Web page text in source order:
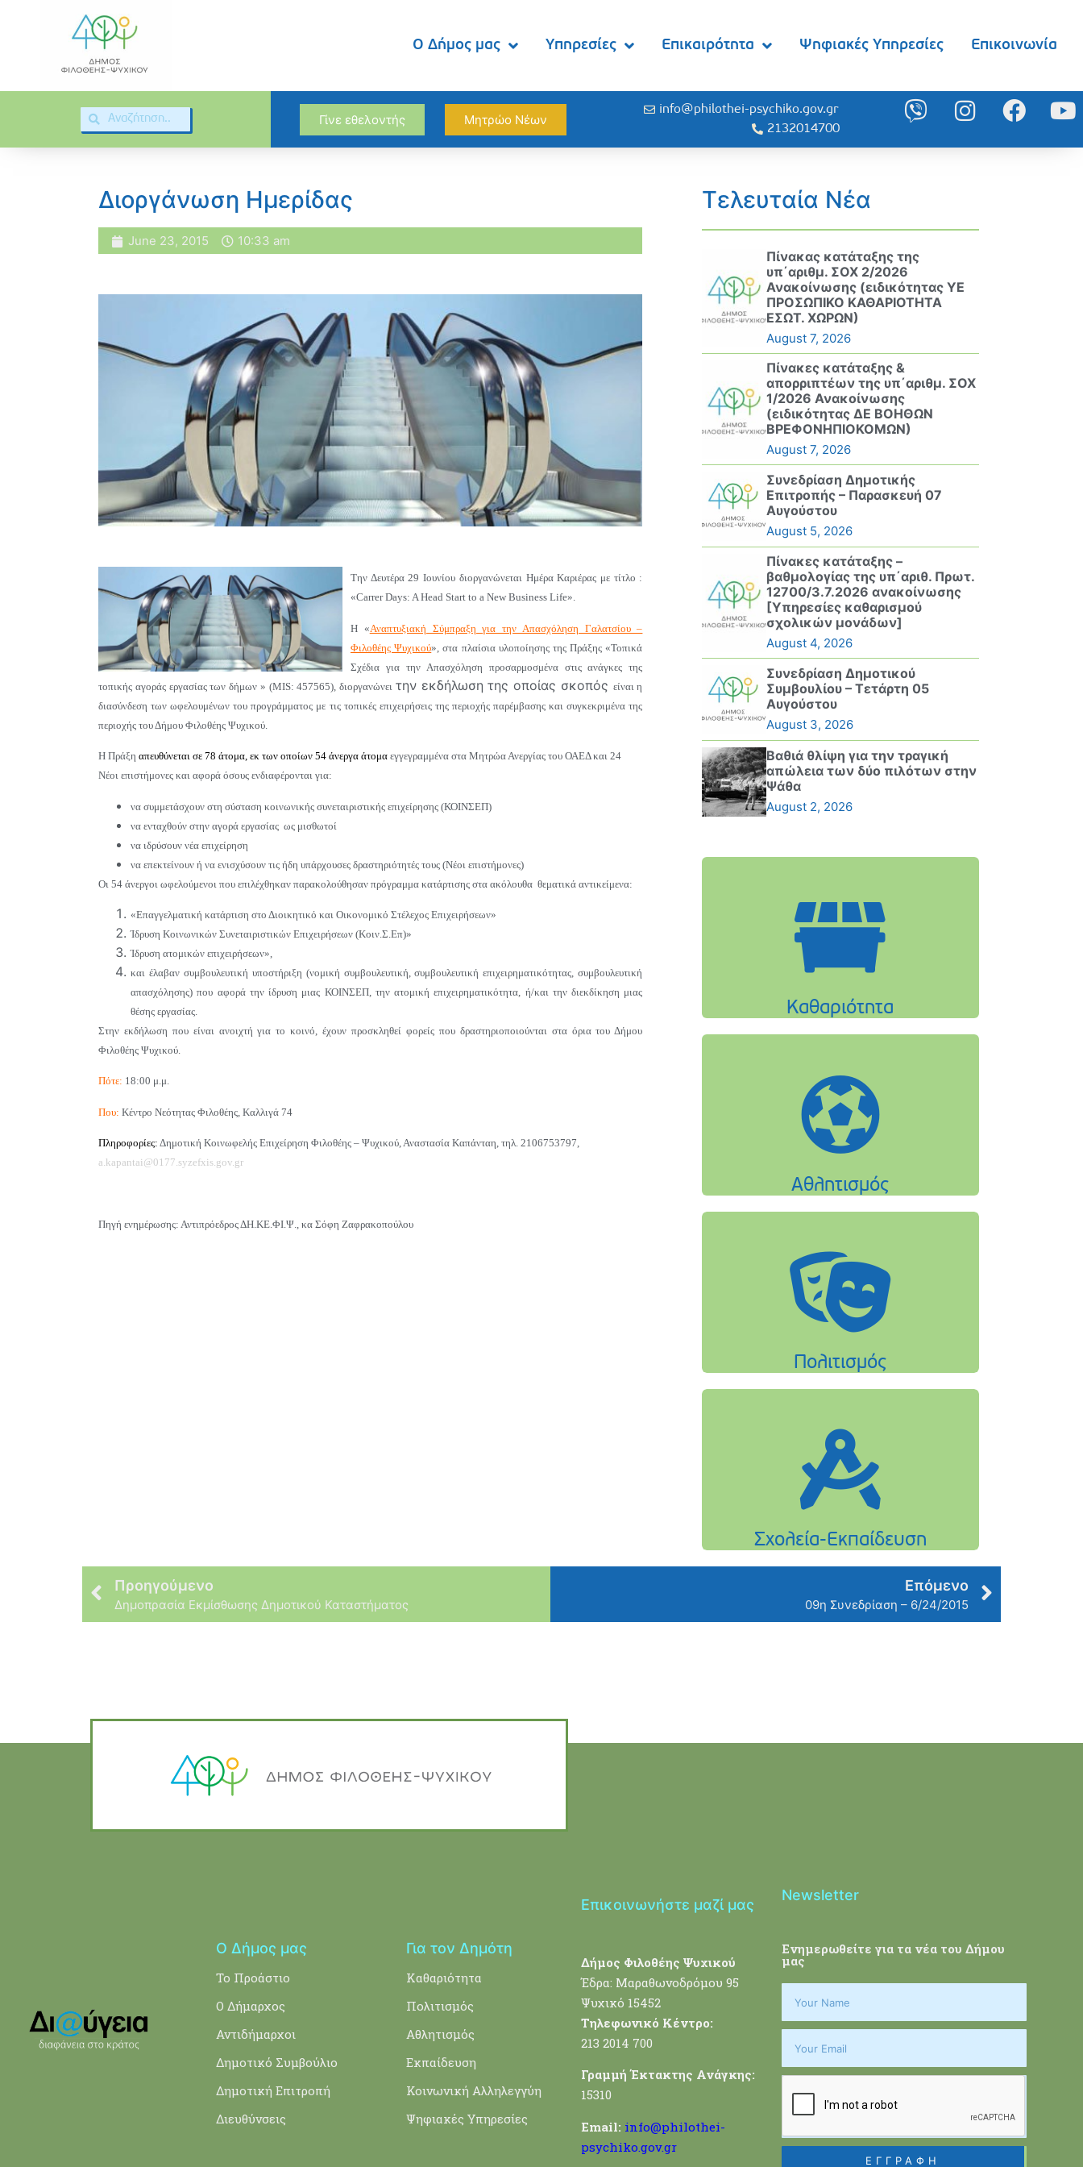
Ο Δήμος μας Υπηρεσίες Επικαιρότητα Ψηφιακές Υπηρεσίες Επικοινωνία
Γίνε εθελοντής Μητρώο Νέων
info@philothei-psychiko.gov.gr
2132014700
Διοργάνωση Ημερίδας
June 23, 2015 10:33 am
Την Δευτέρα 29 Ιουνίου διοργανώνεται Ημέρα Καριέρας με τίτλο :
«Carrer Days: A Head Start to a New Business Life».
Η «Αναπτυξιακή Σύμπραξη για την Απασχόληση Γαλατσίου –
Φιλοθέης Ψυχικού», στα πλαίσια υλοποίησης της Πράξης «Τοπικά
Σχέδια για την Απασχόληση προσαρμοσμένα στις ανάγκες της
τοπικής αγοράς εργασίας των δήμων » (MIS: 457565), διοργανώνει την εκδήλωση της οποίας σκοπός είναι η
διασύνδεση των ωφελουμένων του προγράμματος με τις τοπικές επιχειρήσεις της περιοχής παρέμβασης και συγκεκριμένα της
περιοχής του Δήμου Φιλοθέης Ψυχικού.
Η Πράξη απευθύνεται σε 78 άτομα, εκ των οποίων 54 άνεργα άτομα εγγεγραμμένα στα Μητρώα Ανεργίας του ΟΑΕΔ και 24
Νέοι επιστήμονες και αφορά όσους ενδιαφέρονται για:
να συμμετάσχουν στη σύσταση κοινωνικής συνεταιριστικής επιχείρησης (ΚΟΙΝΣΕΠ)
να ενταχθούν στην αγορά εργασίας ως μισθωτοί
να ιδρύσουν νέα επιχείρηση
να επεκτείνουν ή να ενισχύσουν τις ήδη υπάρχουσες δραστηριότητές τους (Νέοι επιστήμονες)
Οι 54 άνεργοι ωφελούμενοι που επιλέχθηκαν παρακολούθησαν πρόγραμμα κατάρτισης στα ακόλουθα θεματικά αντικείμενα:
«Επαγγελματική κατάρτιση στο Διοικητικό και Οικονομικό Στέλεχος Επιχειρήσεων»
Ίδρυση Κοινωνικών Συνεταιριστικών Επιχειρήσεων (Κοιν.Σ.Επ)»
Ίδρυση ατομικών επιχειρήσεων»,
και έλαβαν συμβουλευτική υποστήριξη (νομική συμβουλευτική, συμβουλευτική επιχειρηματικότητας, συμβουλευτική
απασχόλησης) που αφορά την ίδρυση μιας ΚΟΙΝΣΕΠ, την ατομική επιχειρηματικότητα, ή/και την διεκδίκηση μιας
θέσης εργασίας.
Στην εκδήλωση που είναι ανοιχτή για το κοινό,έχουν προσκληθεί φορείς που δραστηριοποιούνται στα όρια του Δήμου
Φιλοθέης Ψυχικού.
Πότε: 18:00 μ.μ.
Που: Κέντρο Νεότητας Φιλοθέης, Καλλιγά 74
Πληροφορίες: Δημοτική Κοινωφελής Επιχείρηση Φιλοθέης – Ψυχικού,Αναστασία Καπάνταη, τηλ. 2106753797,
a.kapantai@0177.syzefxis.gov.gr
Πηγή ενημέρωσης: Αντιπρόεδρος ΔΗ.ΚΕ.ΦΙ.Ψ., κα Σόφη Ζαφρακοπούλου
Τελευταία Νέα
Πίνακας κατάταξης της
υπ΄αριθμ. ΣΟΧ 2/2026
Ανακοίνωσης (ειδικότητας ΥΕ
ΠΡΟΣΩΠΙΚΟ ΚΑΘΑΡΙΟΤΗΤΑ
ΕΣΩΤ. ΧΩΡΩΝ)
August 7, 2026
Πίνακες κατάταξης &
απορριπτέων της υπ΄αριθμ. ΣΟΧ
1/2026 Ανακοίνωσης
(ειδικότητας ΔΕ ΒΟΗΘΩΝ
ΒΡΕΦΟΝΗΠΙΟΚΟΜΩΝ)
August 7, 2026
Συνεδρίαση Δημοτικής
Επιτροπής – Παρασκευή 07
Αυγούστου
August 5, 2026
Πίνακες κατάταξης –
βαθμολογίας της υπ΄αριθ. Πρωτ.
12700/3.7.2026 ανακοίνωσης
[Υπηρεσίες καθαρισμού
σχολικών μονάδων]
August 4, 2026
Συνεδρίαση Δημοτικού
Συμβουλίου – Τετάρτη 05
Αυγούστου
August 3, 2026
Βαθιά θλίψη για την τραγική
απώλεια των δύο πιλότων στην
Ψάθα
August 2, 2026
Προηγούμενο
Δημοπρασία Εκμίσθωσης Δημοτικού Καταστήματος
Επόμενο
09η Συνεδρίαση – 6/24/2015
Ο Δήμος μας
Το Προάστιο
Ο Δήμαρχος
Αντιδήμαρχοι
Δημοτικό Συμβούλιο
Δημοτική Επιτροπή
Διευθύνσεις
Για τον Δημότη
Καθαριότητα
Πολιτισμός
Αθλητισμός
Εκπαίδευση
Κοινωνική Αλληλεγγύη
Ψηφιακές Υπηρεσίες
Επικοινωνήστε μαζί μας
Δήμος Φιλοθέης Ψυχικού
Έδρα: Μαραθωνοδρόμου 95
Ψυχικό 15452
Τηλεφωνικό Κέντρο:
213 2014 700
Γραμμή Έκτακτης Ανάγκης:
15310
Email: info@philothei-
psychiko.gov.gr
Newsletter
Ενημερωθείτε για τα νέα του Δήμου
μας
ΕΓΓΡΑΦΗ